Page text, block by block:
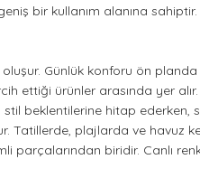
bir kullanım alanına
Günlük konforu ön
ettiği ürünler arasında yer
beklentilerine hitap
plajlarda ve havuz
parçalarından biridir. Canlı